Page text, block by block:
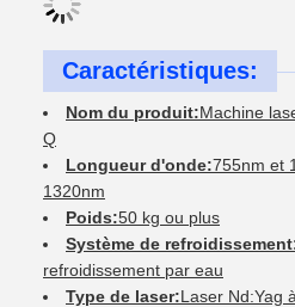
Caractéristiques:
Nom du produit:Machine
Q
Longueur d'onde:755nm et
1320nm
Poids:50 kg ou plus
Système de
refroidissement par eau
Type de laser:Laser Nd:Yag